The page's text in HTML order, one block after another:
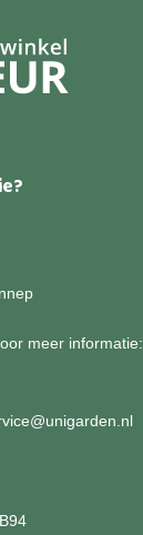
meer informatie: